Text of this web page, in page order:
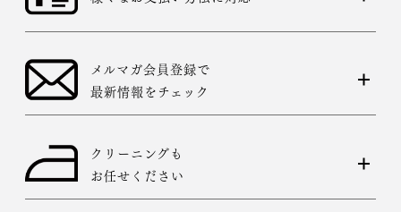
メルマガ会員登録で
最新情報をチェック
クリーニングも
お任せください